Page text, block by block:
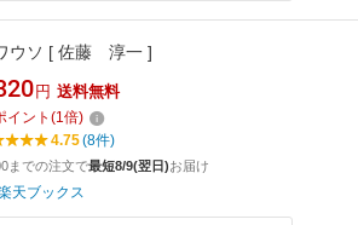
ウソ [ 佐藤 淳一 ]
円 送料無料
イント (1倍)
4.75(8件)
までの注文で最短8/9(翌日)お届け
天ブックス